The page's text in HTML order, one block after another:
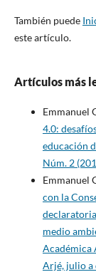
También puede
este artículo.
Artículos más
Emmanuel
4.0:
educación
Núm. 2
Emmanuel
con la
medio
Académica
Arjé, julio a